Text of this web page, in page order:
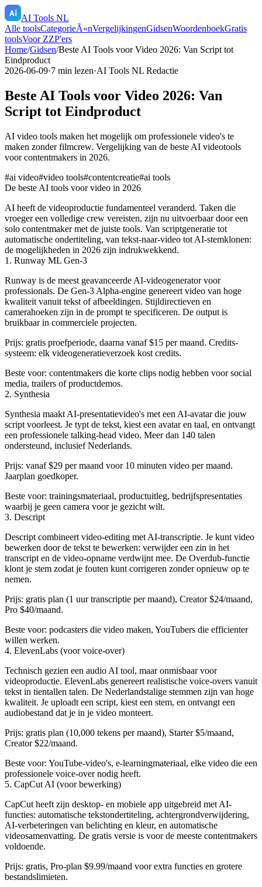
AI Tools NL
Alle toolsCategorieÃ«nVergelijkingenGidsenWoordenboekGratis
toolsVoor ZZP'ers
Home/Gidsen/Beste AI Tools voor Video 2026: Van Script tot
Eindproduct
2026-06-09·7 min lezen·AI Tools NL Redactie
Beste AI Tools voor Video 2026: Van
Script tot Eindproduct
AI video tools maken het mogelijk om professionele video's te
maken zonder filmcrew. Vergelijking van de beste AI videotools
voor contentmakers in 2026.
#ai video#video tools#contentcreatie#ai tools
De beste AI tools voor video in 2026
AI heeft de videoproductie fundamenteel veranderd. Taken die
vroeger een volledige crew vereisten, zijn nu uitvoerbaar door een
solo contentmaker met de juiste tools. Van scriptgeneratie tot
automatische ondertiteling, van tekst-naar-video tot AI-stemklonen:
de mogelijkheden in 2026 zijn indrukwekkend.
1. Runway ML Gen-3
Runway is de meest geavanceerde AI-videogenerator voor
professionals. De Gen-3 Alpha-engine genereert video van hoge
kwaliteit vanuit tekst of afbeeldingen. Stijldirectieven en
camerahoeken zijn in de prompt te specificeren. De output is
bruikbaar in commerciele projecten.
Prijs: gratis proefperiode, daarna vanaf $15 per maand. Credits-
systeem: elk videogeneratieverzoek kost credits.
Beste voor: contentmakers die korte clips nodig hebben voor social
media, trailers of productdemos.
2. Synthesia
Synthesia maakt AI-presentatievideo's met een AI-avatar die jouw
script voorleest. Je typt de tekst, kiest een avatar en taal, en ontvangt
een professionele talking-head video. Meer dan 140 talen
ondersteund, inclusief Nederlands.
Prijs: vanaf $29 per maand voor 10 minuten video per maand.
Jaarplan goedkoper.
Beste voor: trainingsmateriaal, productuitleg, bedrijfspresentaties
waarbij je geen camera voor je gezicht wilt.
3. Descript
Descript combineert video-editing met AI-transcriptie. Je kunt video
bewerken door de tekst te bewerken: verwijder een zin in het
transcript en de video-opname verdwijnt mee. De Overdub-functie
klont je stem zodat je fouten kunt corrigeren zonder opnieuw op te
nemen.
Prijs: gratis plan (1 uur transcriptie per maand), Creator $24/maand,
Pro $40/maand.
Beste voor: podcasters die video maken, YouTubers die efficienter
willen werken.
4. ElevenLabs (voor voice-over)
Technisch gezien een audio AI tool, maar onmisbaar voor
videoproductie. ElevenLabs genereert realistische voice-overs vanuit
tekst in tientallen talen. De Nederlandstalige stemmen zijn van hoge
kwaliteit. Je uploadt een script, kiest een stem, en ontvangt een
audiobestand dat je in je video monteert.
Prijs: gratis plan (10,000 tekens per maand), Starter $5/maand,
Creator $22/maand.
Beste voor: YouTube-video's, e-learningmateriaal, elke video die een
professionele voice-over nodig heeft.
5. CapCut AI (voor bewerking)
CapCut heeft zijn desktop- en mobiele app uitgebreid met AI-
functies: automatische tekstondertiteling, achtergrondverwijdering,
AI-verbeteringen van belichting en kleur, en automatische
videosamenvatting. De gratis versie is voor de meeste contentmakers
voldoende.
Prijs: gratis, Pro-plan $9.99/maand voor extra functies en grotere
bestandslimieten.